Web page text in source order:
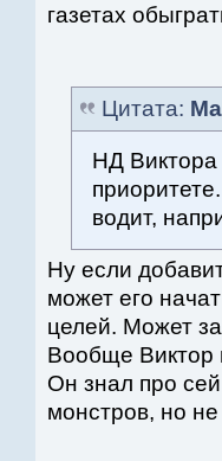
газетах
Цитата:
НД
водит,
Ну если
может его
целей. Может
Вообще Виктор
Он знал про
монстров, но